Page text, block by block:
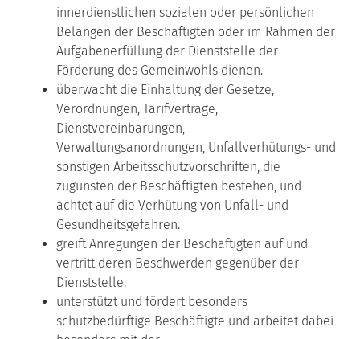
innerdienstlichen sozialen oder persönlichen
Belangen der Beschäftigten oder im Rahmen der
Aufgabenerfüllung der Dienststelle der
Förderung des Gemeinwohls dienen.
überwacht die Einhaltung der Gesetze,
Verordnungen, Tarifverträge,
Dienstvereinbarungen,
Verwaltungsanordnungen, Unfallverhütungs- und
sonstigen Arbeitsschutzvorschriften, die
zugunsten der Beschäftigten bestehen, und
achtet auf die Verhütung von Unfall- und
Gesundheitsgefahren.
greift Anregungen der Beschäftigten auf und
vertritt deren Beschwerden gegenüber der
Dienststelle.
unterstützt und fördert besonders
schutzbedürftige Beschäftigte und arbeitet dabei